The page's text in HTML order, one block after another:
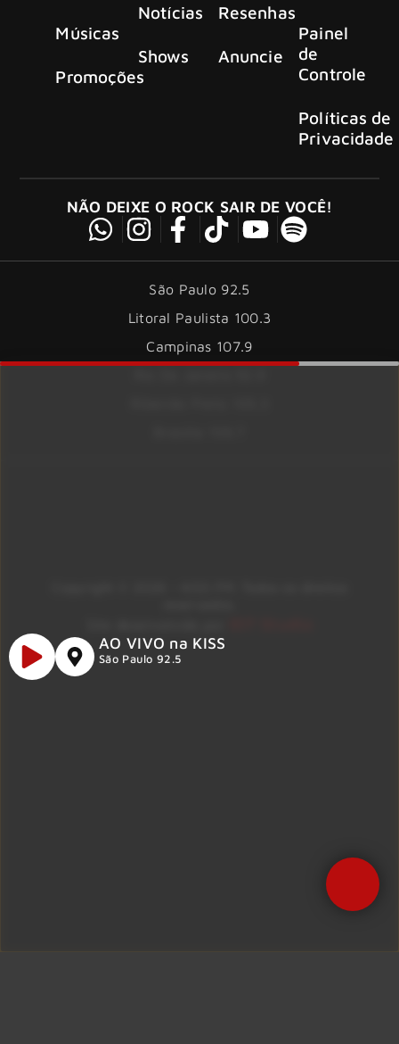
Músicas
Promoções
Notícias
Shows
Resenhas
Anuncie
Painel
de
Controle
Políticas de
Privacidade
NÃO DEIXE O ROCK SAIR DE VOCÊ!
São Paulo 92.5
Litoral Paulista 100.3
Campinas 107.9
AO VIVO na KISS
São Paulo 92.5